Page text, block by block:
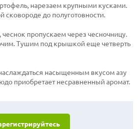
нарезаем крупными кусками.
до полуготовности.
пропускаем через чесночницу.
Тушим под крышкой еще четверть
насыщенным вкусом азу
приобретает несравненный аромат.